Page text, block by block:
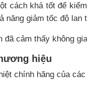
cách khá tốt để
năng giảm tốc độ lan
đã cảm thấy không
hiệu
chính hãng của